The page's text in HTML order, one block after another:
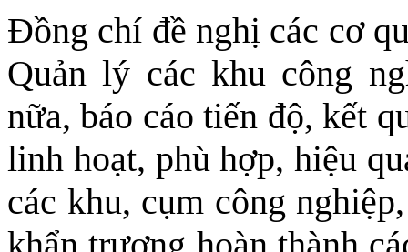
Đồng chí đề nghị các cơ
Quản lý các khu công
nữa, báo cáo tiến độ, kết
linh hoạt, phù hợp, hiệu
các khu, cụm công